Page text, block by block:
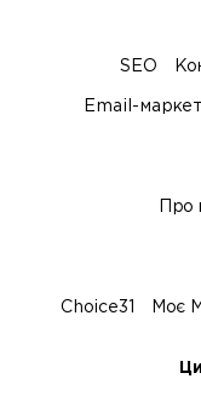
SEO
Email-
Про
Choice31 Моє